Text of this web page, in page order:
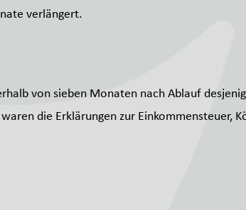
verlängert.
von sieben Monaten nach Ablauf
die Erklärungen zur Einkommensteuer,